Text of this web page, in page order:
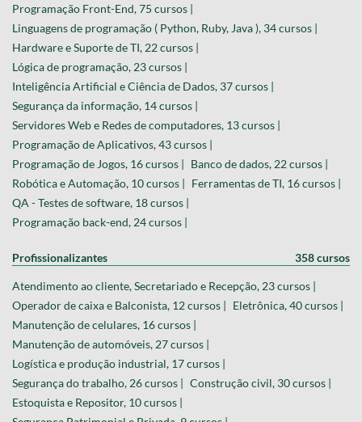
Programação Front-End, 75 cursos |
Linguagens de programação ( Python, Ruby, Java ), 34 cursos |
Hardware e Suporte de TI, 22 cursos |
Lógica de programação, 23 cursos |
Inteligência Artificial e Ciência de Dados, 37 cursos |
Segurança da informação, 14 cursos |
Servidores Web e Redes de computadores, 13 cursos |
Programação de Aplicativos, 43 cursos |
Programação de Jogos, 16 cursos | Banco de dados, 22 cursos |
Robótica e Automação, 10 cursos | Ferramentas de TI, 16 cursos |
QA - Testes de software, 18 cursos |
Programação back-end, 24 cursos |
Profissionalizantes 358 cursos
Atendimento ao cliente, Secretariado e Recepção, 23 cursos |
Operador de caixa e Balconista, 12 cursos | Eletrônica, 40 cursos |
Manutenção de celulares, 16 cursos |
Manutenção de automóveis, 27 cursos |
Logística e produção industrial, 17 cursos |
Segurança do trabalho, 26 cursos | Construção civil, 30 cursos |
Estoquista e Repositor, 10 cursos |